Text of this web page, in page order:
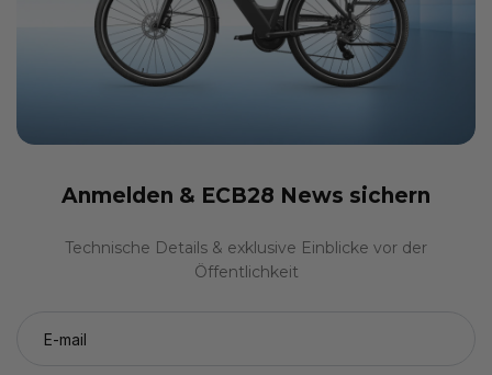
Anmelden & ECB28 News sichern
Technische Details & exklusive Einblicke vor der
Öffentlichkeit